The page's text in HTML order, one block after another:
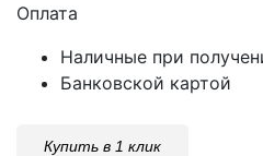
Оплата
Наличные при
Банковской картой
Купить в 1 клик